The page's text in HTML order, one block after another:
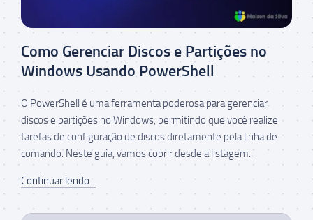
Como Gerenciar Discos e Partições no
Windows Usando PowerShell
O PowerShell é uma ferramenta poderosa para gerenciar
discos e partições no Windows, permitindo que você realize
tarefas de configuração de discos diretamente pela linha de
comando. Neste guia, vamos cobrir desde a listagem...
Continuar lendo...